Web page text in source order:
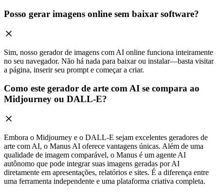
Posso gerar imagens online sem baixar software?
Sim, nosso gerador de imagens com AI online funciona inteiramente
no seu navegador. Não há nada para baixar ou instalar—basta visitar
a página, inserir seu prompt e começar a criar.
Como este gerador de arte com AI se compara ao
Midjourney ou DALL-E?
Embora o Midjourney e o DALL-E sejam excelentes geradores de
arte com AI, o Manus AI oferece vantagens únicas. Além de uma
qualidade de imagem comparável, o Manus é um agente AI
autônomo que pode integrar suas imagens geradas por AI
diretamente em apresentações, relatórios e sites. É a diferença entre
uma ferramenta independente e uma plataforma criativa completa.